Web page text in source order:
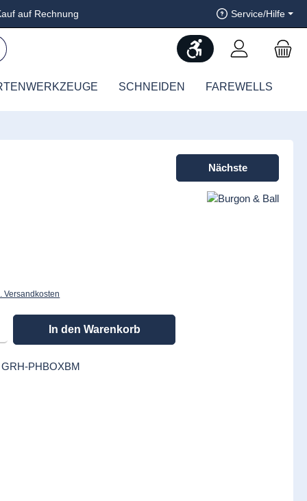
auf Rechnung Service/Hilfe
Werkzeugleiste
SCHNEIDEN FAREWELLS
Nächste
Versandkosten
gewünschten Wert ein oder benutze die Schaltflächen um die Anzahl zu
In den Warenkorb
GRH-PHBOXBM